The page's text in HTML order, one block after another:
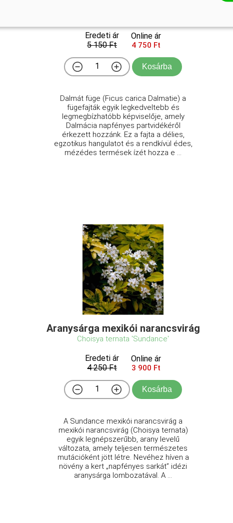
Eredeti ár
5 150 Ft
Online ár
4 750 Ft
Kosárba
Dalmát füge (Ficus carica Dalmatie) a
fügefajták egyik legkedveltebb és
legmegbízhatóbb képviselője, amely
Dalmácia napfényes partvidékéről
érkezett hozzánk. Ez a fajta a délies,
egzotikus hangulatot és a rendkívül édes,
mézédes termések ízét hozza e ...
Aranysárga mexikói narancsvirág
Choisya ternata 'Sundance'
Eredeti ár
4 250 Ft
Online ár
3 900 Ft
Kosárba
A Sundance mexikói narancsvirág a
mexikói narancsvirág (Choisya ternata)
egyik legnépszerűbb, arany levelű
változata, amely teljesen természetes
mutációként jött létre. Nevéhez híven a
növény a kert „napfényes sarkát” idézi
aranysárga lombozatával. A ...